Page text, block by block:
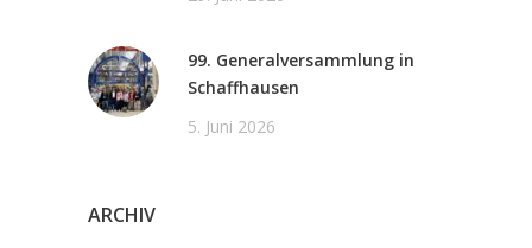
99. Generalversammlung in
Schaffhausen
5. Juni 2026
ARCHIV